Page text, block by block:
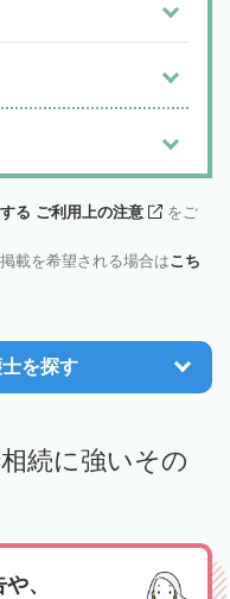
る ご利用上の注意
をご
載を希望される場合はこち
を探す
続に強いその
、